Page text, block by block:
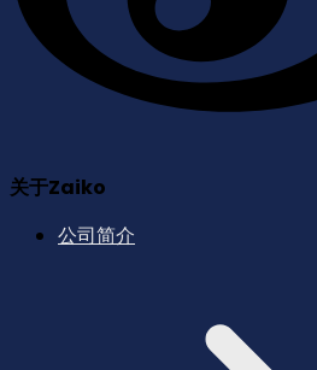
关于Zaiko
公司简介